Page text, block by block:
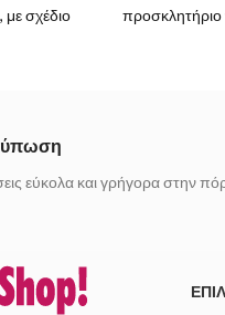
σχέδιο
προσκλητήριο
εύκολα και γρήγορα στην